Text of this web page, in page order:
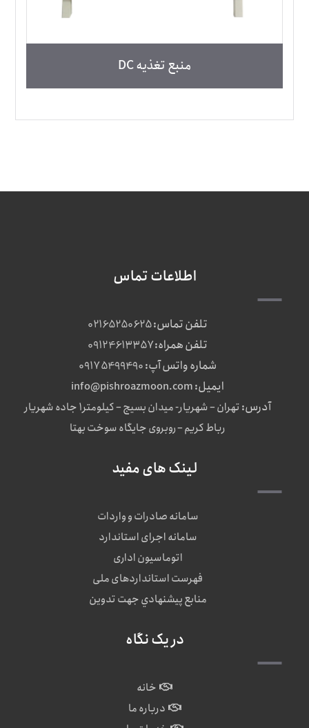
منبع تغذیه DC
اطلاعات تماس
تلفن تماس:02165250625
تلفن همراه:09124613357
شماره واتس آپ:09175499490
ایمیل:info@pishroazmoon.com
آدرس:
تهران – شهریار- میدان بسیج – کیلومتر1 جاده شهریار
رباط کریم – روبروی جایگاه سوخت بهتا
لینک های مفید
سامانه صادرات و واردات
سامانه اجرای استاندارد
اتوماسیون اداری
فهرست استانداردهای ملی
منابع پيشنهادي جهت تدوين
در یک نگاه
خانه
درباره ما